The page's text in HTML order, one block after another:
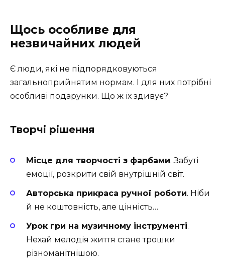
Щось особливе для
незвичайних людей
Є люди, які не підпорядковуються
загальноприйнятим нормам. І для них потрібні
особливі подарунки. Що ж їх здивує?
Творчі рішення
Місце для творчості з фарбами. Забуті
емоції, розкрити свій внутрішній світ.
Авторська прикраса ручної роботи. Ніби
й не коштовність, але цінність…
Урок гри на музичному інструменті.
Нехай мелодія життя стане трошки
різноманітнішою.